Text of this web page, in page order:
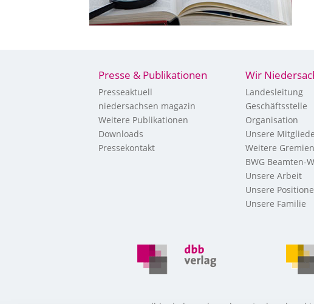
Presse & Publikationen
Presseaktuell
niedersachsen magazin
Weitere Publikationen
Downloads
Pressekontakt
Wir
Landesleitung
Geschäftsstelle
Organisation
Unsere
Weitere Gremien
BWG Beamten-
Unsere Arbeit
Unsere
Unsere Familie